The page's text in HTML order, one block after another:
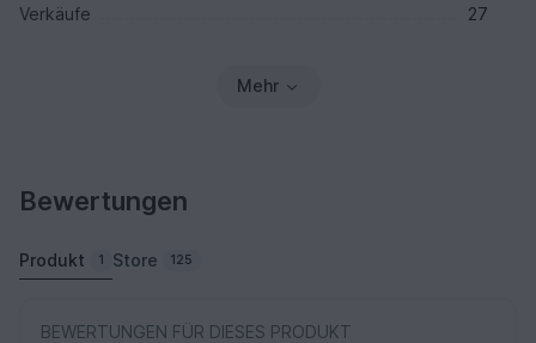
Verkäufe
27
Mehr
Bewertungen
Produkt 1 Store 125
BEWERTUNGEN FÜR DIESES PRODUKT